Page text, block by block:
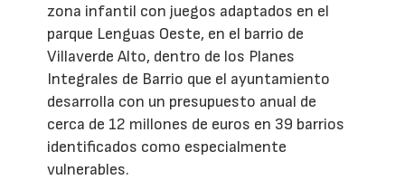
zona infantil con juegos adaptados en el
parque Lenguas Oeste, en el barrio de
Villaverde Alto, dentro de los Planes
Integrales de Barrio que el ayuntamiento
desarrolla con un presupuesto anual de
cerca de 12 millones de euros en 39 barrios
identificados como especialmente
vulnerables.